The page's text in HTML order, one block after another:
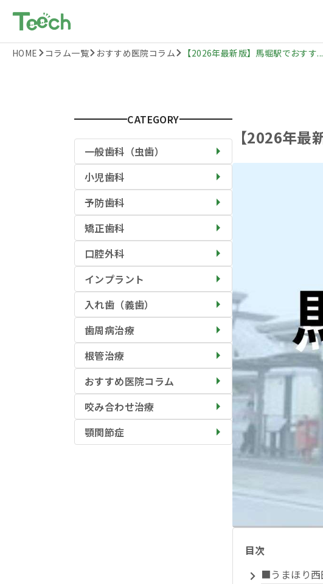
HOME コラム一覧 おすすめ医院コラム 【2026年最新版】馬堀駅でおすす...
CATEGORY
一般歯科（虫歯）
小児歯科
予防歯科
矯正歯科
口腔外科
インプラント
入れ歯（義歯）
歯周病治療
根管治療
おすすめ医院コラム
咬み合わせ治療
顎関節症
【2026年最
目次
■うまほり